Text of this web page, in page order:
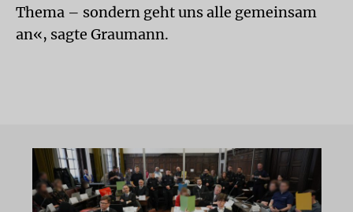
Thema – sondern geht uns alle gemeinsam
an«, sagte Graumann.